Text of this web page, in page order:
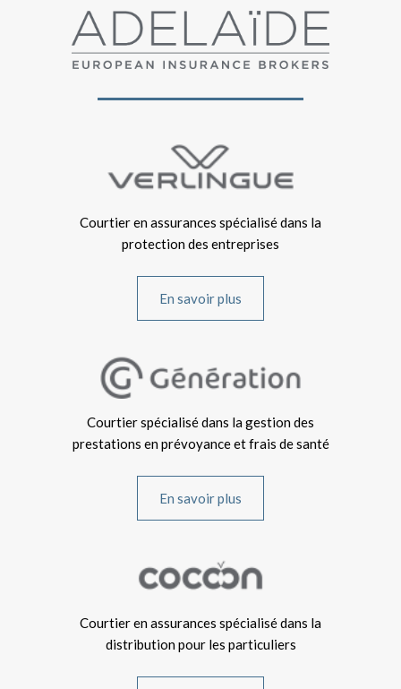
Courtier en assurances spécialisé dans la
protection des entreprises
En savoir plus
Courtier spécialisé dans la gestion des
prestations en prévoyance et frais de santé
En savoir plus
Courtier en assurances spécialisé dans la
distribution pour les particuliers